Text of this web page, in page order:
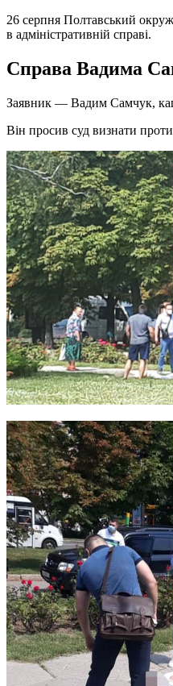
26 серпня Полтавський
в адміністративній справі.
Справа Вадима
Заявник — Вадим Самчук,
Він просив суд визнати